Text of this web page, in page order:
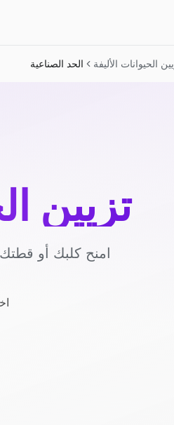
الحيوانات الأليفة الحد الصناعية
تزيين
امنح كلبك أو